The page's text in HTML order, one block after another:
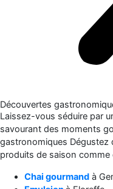
Découvertes
Laissez-vous séduire par
savourant des moments
gastronomiques Dégustez
produits de saison comme
Chai gourmand à